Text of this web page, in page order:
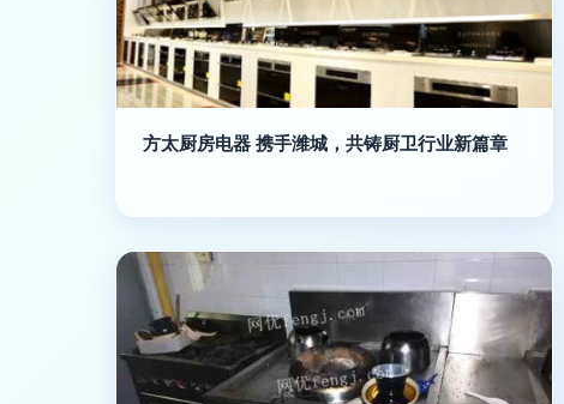
方太厨房电器 携手潍城，共铸厨卫行业新篇章